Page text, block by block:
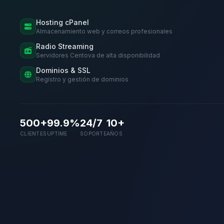
Hosting cPanel
Almacenamiento web y correos profesionales
Radio Streaming
Servidores Centova de alta disponibilidad
Dominios & SSL
Registro y gestión de dominios
500+
CLIENTES
99.9%
UPTIME
24/7
SOPORTE
10+
AÑOS